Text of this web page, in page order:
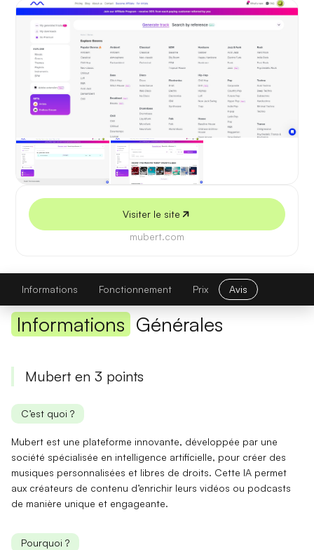
5 juillet 2026
Visiter le site
mubert.com
Mubert
Visiter le site
Informations
Fonctionnement Prix Avis
Informations Générales
Mubert en 3 points
C’est quoi ?
Mubert est une plateforme innovante, développée par une
société spécialisée en intelligence artificielle, pour créer des
musiques personnalisées et libres de droits. Cette IA permet
aux créateurs de contenu d’enrichir leurs vidéos ou podcasts
de manière unique et engageante.
Pourquoi ?